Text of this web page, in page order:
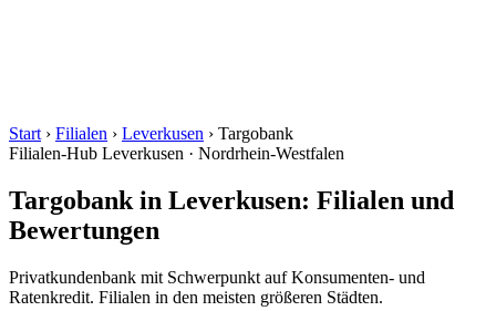
Start › Filialen › Leverkusen › Targobank
Filialen-Hub Leverkusen · Nordrhein-Westfalen
Targobank in Leverkusen: Filialen und
Bewertungen
Privatkundenbank mit Schwerpunkt auf Konsumenten- und
Ratenkredit. Filialen in den meisten größeren Städten.